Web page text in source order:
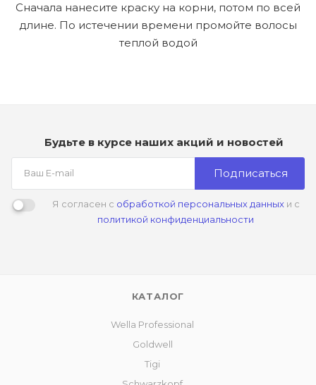
Сначала нанесите краску на корни, потом по всей
длине. По истечении времени промойте волосы
теплой водой
Будьте в курсе наших акций и новостей
Подписаться
Я согласен с обработкой персональных данныхи с
политикой конфиденциальности
КАТАЛОГ
Wella Professional
Goldwell
Tigi